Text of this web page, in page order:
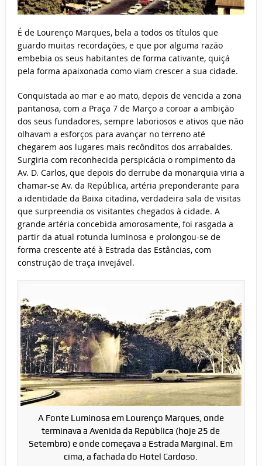
É de Lourenço Marques, bela a todos os títulos que
guardo muitas recordações, e que por alguma razão
embebia os seus habitantes de forma cativante, quiçá
pela forma apaixonada como viam crescer a sua cidade.
Conquistada ao mar e ao mato, depois de vencida a zona
pantanosa, com a Praça 7 de Março a coroar a ambição
dos seus fundadores, sempre laboriosos e ativos que não
olhavam a esforços para avançar no terreno até
chegarem aos lugares mais recônditos dos arrabaldes.
Surgiria com reconhecida perspicácia o rompimento da
Av. D. Carlos, que depois do derrube da monarquia viria a
chamar-se Av. da República, artéria preponderante para
a identidade da Baixa citadina, verdadeira sala de visitas
que surpreendia os visitantes chegados à cidade. A
grande artéria concebida amorosamente, foi rasgada a
partir da atual rotunda luminosa e prolongou-se de
forma crescente até à Estrada das Estâncias, com
construção de traça invejável.
A Fonte Luminosa em Lourenço Marques, onde
terminava a Avenida da República (hoje 25 de
Setembro) e onde começava a Estrada Marginal. Em
cima, a fachada do Hotel Cardoso.